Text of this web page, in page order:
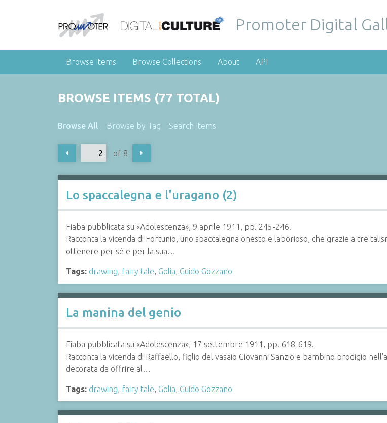
Promoter Digital
Browse Items Browse Collections About API
BROWSE ITEMS (77 TOTAL)
Browse All Browse by Tag Search Items
of 8
Lo spaccalegna e l'uragano (2)
Fiaba pubblicata su «Adolescenza», 9 aprile 1911, pp. 245-246.
Racconta la vicenda di Fortunio, uno spaccalegna onesto e laborioso, che grazie a tre
ottenere per sé e per la sua…
Tags: drawing, fairy tale, Golia, Guido Gozzano
La manina del genio
Fiaba pubblicata su «Adolescenza», 17 settembre 1911, pp. 618-619.
Racconta la vicenda di Raffaello, figlio del vasaio Giovanni Sanzio e bambino prodigio
decorata da offrire al…
Tags: drawing, fairy tale, Golia, Guido Gozzano